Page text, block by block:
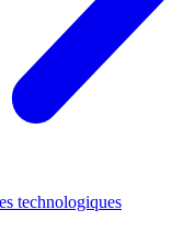
technologiques